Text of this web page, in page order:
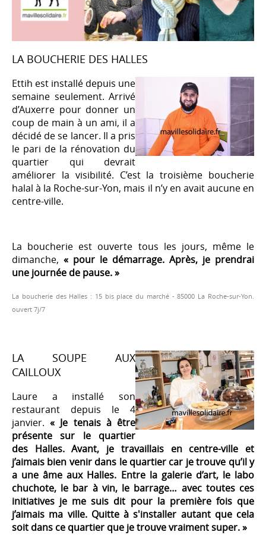
LA BOUCHERIE DES HALLES
Ettih est installé depuis une
semaine seulement. Arrivé
d’Auxerre pour donner un
coup de main à un ami, il a
décidé de se lancer. Il a pris
le pari de la rénovation du
quartier qui devrait
améliorer la visibilité. C’est la troisième boucherie
halal à la Roche-sur-Yon, mais il n’y en avait aucune en
centre-ville.
La boucherie est ouverte tous les jours, même le
dimanche, « pour le démarrage. Après, je prendrai
une journée de pause. »
La boucherie des Halles : 15 bis place du marché - 85000 La Roche-sur-Yon.
ouvert 7j/7
LA SOUPE AUX
CAILLOUX
Laure a installé son
restaurant depuis le 4
janvier.« Je tenais à être
présente sur le quartier
des Halles. Avant, je travaillais en centre-ville et
j’aimais bien venir dans le quartier car je trouve qu’il y
a une âme aux Halles. Entre la galerie d’art, le labo
chuchote, le bar à vin, le barrage… avec toutes ces
initiatives je me suis dit pour la première fois que
j’aimais ma ville. Quitte à s'installer autant que cela
soit dans ce quartier que je trouve vraiment super. »